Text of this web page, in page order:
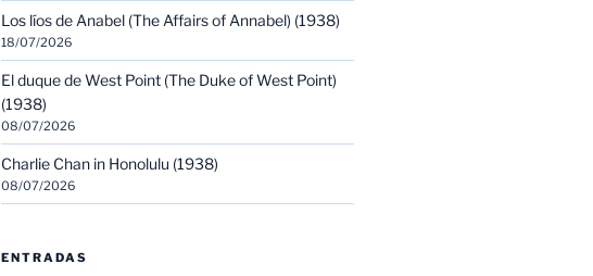
Los líos de Anabel (The Affairs of Annabel) (1938)
18/07/2026
El duque de West Point (The Duke of West Point)
(1938)
08/07/2026
Charlie Chan in Honolulu (1938)
08/07/2026
ENTRADAS